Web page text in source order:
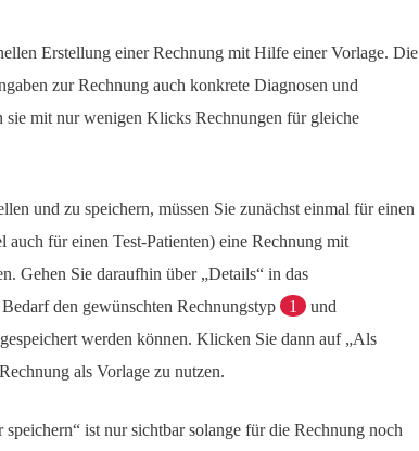
Erstellung einer Rechnung mit Hilfe einer Vorlage. Die
zur Rechnung auch konkrete Diagnosen und
sie mit nur wenigen Klicks Rechnungen für gleiche
und zu speichern, müssen Sie zunächst einmal für einen
auch für einen Test-Patienten) eine Rechnung mit
Gehen Sie daraufhin über „Details“ in das
den gewünschten Rechnungstyp
1
und
werden können. Klicken Sie dann auf „Als
als Vorlage zu nutzen.
ist nur sichtbar solange für die Rechnung noch